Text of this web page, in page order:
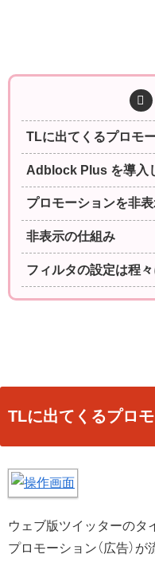
TLに出てくるプロモー
Adblock Plus を導入
プロモーションを非
非表示の仕組み
フィルタの設定は程々
TLに出てくるプロモ
ウェブ版ツイッターのタ
プロモーション（広告）